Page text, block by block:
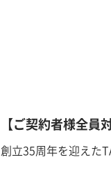
【ご契約者様全員
創立35周年を迎えた